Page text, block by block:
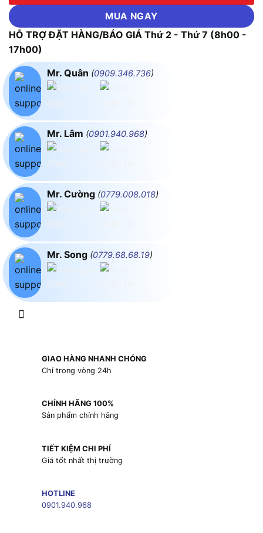
MUA NGAY
HỖ TRỢ ĐẶT HÀNG/BÁO GIÁ Thứ 2 - Thứ 7 (8h00 -
17h00)
Mr. Quân (0909.346.736)
Mr. Lâm (0901.940.968)
Mr. Cường (0779.008.018)
Mr. Song (0779.68.68.19)
GIAO HÀNG NHANH CHÓNG
Chỉ trong vòng 24h
CHÍNH HÃNG 100%
Sản phẩm chính hãng
TIẾT KIỆM CHI PHÍ
Giá tốt nhất thị trường
HOTLINE
0901.940.968